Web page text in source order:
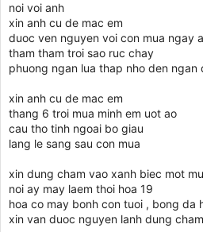
noi voi anh
xin anh cu de mac em
duoc ven nguyen voi con mua ngay
tham tham troi sao ruc chay
phuong ngan lua thap nho den ngan
xin anh cu de mac em
thang 6 troi mua minh em uot ao
cau tho tinh ngoai bo giau
lang le sang sau con mua
xin dung cham vao xanh biec mot
noi ay may laem thoi hoa 19
hoa co may bonh con tuoi , bong da
xin van duoc nguyen lanh dung